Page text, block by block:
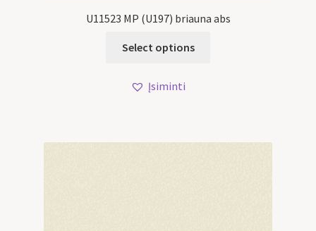
U11523 MP (U197) briauna abs
Select options
Įsiminti